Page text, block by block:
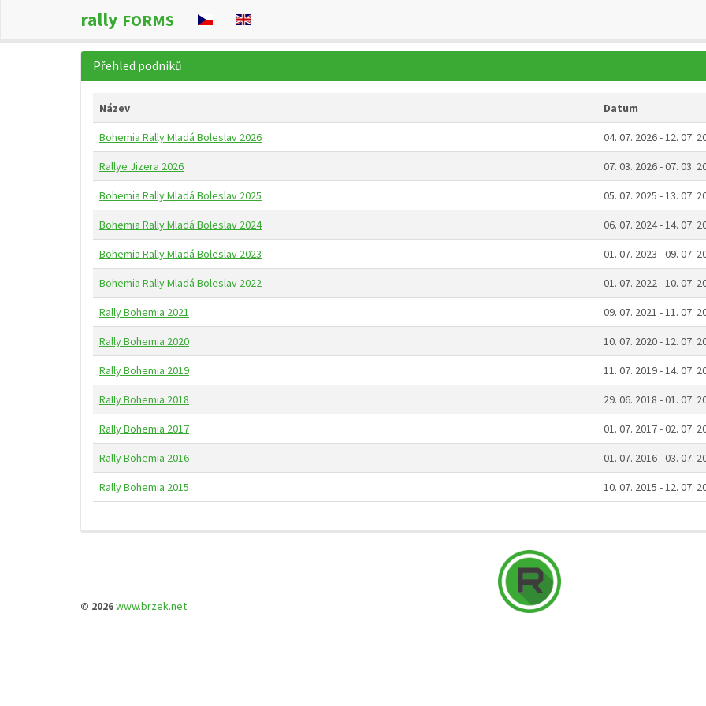
rally FORMS
Přehled podniků
Název Datum
Bohemia Rally Mladá Boleslav 2026 04. 07. 2026 - 12. 07.
Rallye Jizera 2026 07. 03. 2026 - 07. 03.
Bohemia Rally Mladá Boleslav 2025 05. 07. 2025 - 13. 07.
Bohemia Rally Mladá Boleslav 2024 06. 07. 2024 - 14. 07.
Bohemia Rally Mladá Boleslav 2023 01. 07. 2023 - 09. 07.
Bohemia Rally Mladá Boleslav 2022 01. 07. 2022 - 10. 07.
Rally Bohemia 2021 09. 07. 2021 - 11. 07.
Rally Bohemia 2020 10. 07. 2020 - 12. 07.
Rally Bohemia 2019 11. 07. 2019 - 14. 07.
Rally Bohemia 2018 29. 06. 2018 - 01. 07.
Rally Bohemia 2017 01. 07. 2017 - 02. 07.
Rally Bohemia 2016 01. 07. 2016 - 03. 07.
Rally Bohemia 2015 10. 07. 2015 - 12. 07.
© 2026www.brzek.net